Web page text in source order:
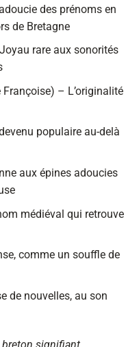
des prénoms en
de Bretagne
rare aux sonorités
– L’originalité
populaire au-delà
aux épines adoucies
médiéval qui retrouve
comme un souffle de
de nouvelles, au son
breton signifiant